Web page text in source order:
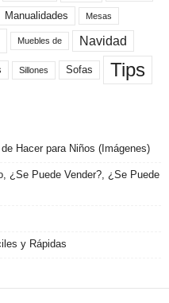
Manualidades Mesas
Muebles de Navidad
Sillones Sofas Tips
Hacer para Niños (Imágenes)
¿Se Puede Vender?, ¿Se Puede
y Rápidas